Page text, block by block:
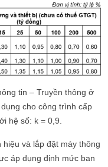
tin – Truyền thông ở
cho công trình cấp
hệ số: k = 0,9.
và lắp đặt máy thông
áp dụng định mức ban